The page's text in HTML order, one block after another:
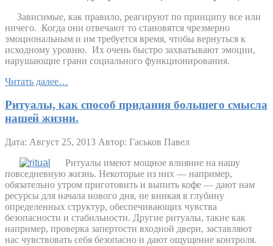
Зависимые, как правило, реагируют по принципу все или
ничего. Когда они отвечают то становятся чрезмерно
эмоциональным и им требуется время, чтобы вернуться к
исходному уровню. Их очень быстро захватывают эмоции,
нарушающие грани социального функционирования.
Читать далее…
Ритуалы, как способ придания большего смысла
нашей жизни.
Дата: Август 25, 2013 Автор: Гаськов Павел
Ритуалы имеют мощное влияние на нашу
повседневную жизнь. Некоторые из них — например,
обязательно утром приготовить и выпить кофе — дают нам
ресурсы для начала нового дня, не вникая в глубину
определенных структур, обеспечивающих чувства
безопасности и стабильности. Другие ритуалы, такие как
например, проверка запертости входной двери, заставляют
нас чувствовать себя безопасно и дают ощущение контроля.